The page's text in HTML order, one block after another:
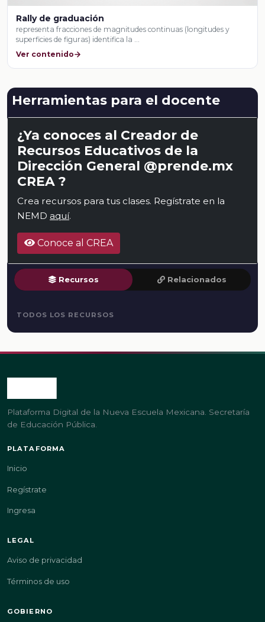
Rally de graduación
representa fracciones de magnitudes continuas (longitudes y
superficies de figuras) identifica la …
Ver contenido
Herramientas para el docente
¿Ya conoces al Creador de
Recursos Educativos de la
Dirección General @prende.mx
CREA ?
Crea recursos para tus clases. Regístrate en la
NEMD aquí.
Conoce al CREA
Recursos Relacionados
TODOS LOS RECURSOS
Plataforma Digital de la Nueva Escuela Mexicana. Secretaría
de Educación Pública.
PLATAFORMA
Inicio
Regístrate
Ingresa
LEGAL
Aviso de privacidad
Términos de uso
GOBIERNO